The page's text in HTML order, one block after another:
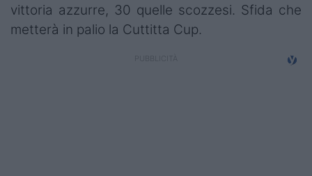
vittoria azzurre, 30 quelle scozzesi. Sfida che
metterà in palio la Cuttitta Cup.